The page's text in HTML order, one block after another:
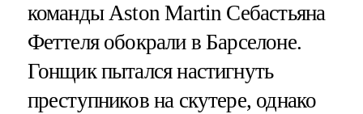
команды Aston Martin Себастьяна
Феттеля обокрали в Барселоне.
Гонщик пытался настигнуть
преступников на скутере, однако